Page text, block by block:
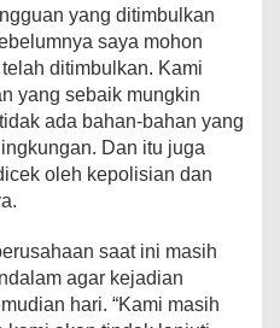
yang ditimbulkan
saya mohon
ditimbulkan. Kami
yang sebaik mungkin
ada bahan-bahan yang
Dan itu juga
oleh kepolisian dan
saat ini masih
agar kejadian
hari. “Kami masih